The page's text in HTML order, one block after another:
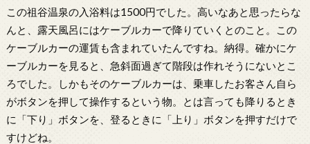
この祖谷温泉の入浴料は1500円でした。高いなあと思ったらな
んと、露天風呂にはケーブルカーで降りていくとのこと。この
ケーブルカーの運賃も含まれていたんですね。納得。確かにケ
ーブルカーを見ると、急斜面過ぎて階段は作れそうにないとこ
ろでした。しかもそのケーブルカーは、乗車したお客さん自ら
がボタンを押して操作するという物。とは言っても降りるとき
に「下り」ボタンを、登るときに「上り」ボタンを押すだけで
すけどね。